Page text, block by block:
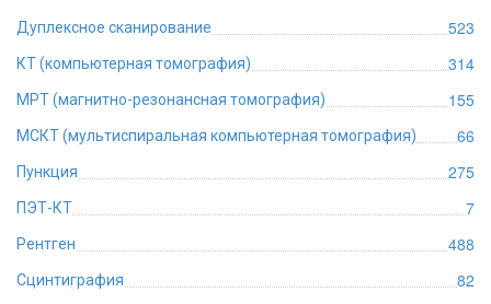
Дуплексное сканирование 523
КТ (компьютерная томография) 314
МРТ (магнитно-резонансная томография) 155
МСКТ (мультиспиральная компьютерная томография) 66
Пункция 275
ПЭТ-КТ 7
Рентген 488
Сцинтиграфия 82